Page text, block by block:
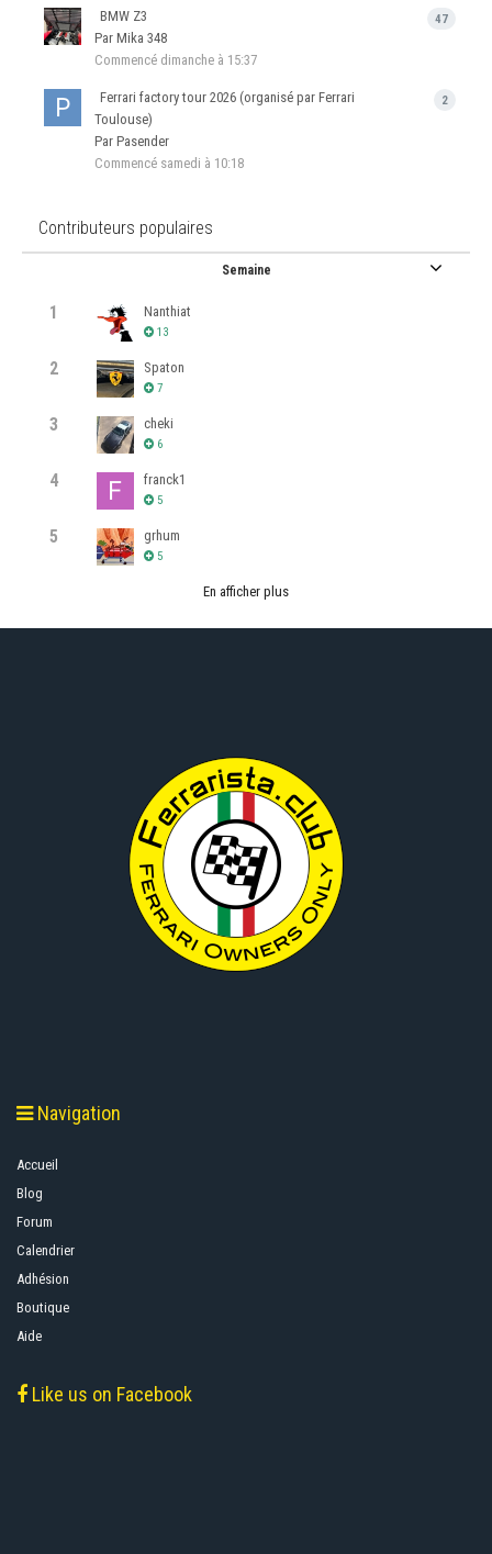
47
BMW Z3
Par Mika 348
Commencé dimanche à 15:37
2
Ferrari factory tour 2026 (organisé par Ferrari
Toulouse)
Par Pasender
Commencé samedi à 10:18
Contributeurs populaires
Semaine
1 Nanthiat
13
2 Spaton
7
3 cheki
6
4 franck1
5
5 grhum
5
En afficher plus
Navigation
Accueil
Blog
Forum
Calendrier
Adhésion
Boutique
Aide
Like us on Facebook